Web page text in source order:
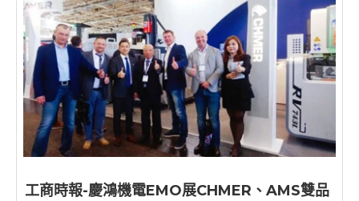
工商時報-慶鴻機電EMO展CHMER、AMS雙品